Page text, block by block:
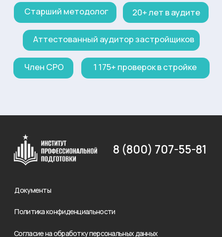
Соглашение об использовании файлов cookie